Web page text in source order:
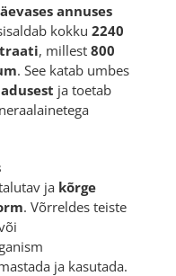
annuses
kokku 2240
, millest 800
. See katab umbes
ja toetab
ja kõrge
. Võrreldes teiste
ja kasutada.